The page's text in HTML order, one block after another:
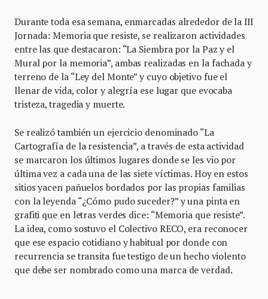
Durante toda esa semana, enmarcadas alrededor de la III
Jornada: Memoria que resiste, se realizaron actividades
entre las que destacaron: “La Siembra por la Paz y el
Mural por la memoria”, ambas realizadas en la fachada y
terreno de la “Ley del Monte” y cuyo objetivo fue el
llenar de vida, color y alegría ese lugar que evocaba
tristeza, tragedia y muerte.
Se realizó también un ejercicio denominado “La
Cartografía de la resistencia”, a través de esta actividad
se marcaron los últimos lugares donde se les vio por
última vez a cada una de las siete víctimas. Hoy en estos
sitios yacen pañuelos bordados por las propias familias
con la leyenda “¿Cómo pudo suceder?” y una pinta en
grafiti que en letras verdes dice: “Memoria que resiste”.
La idea, como sostuvo el Colectivo RECO, era reconocer
que ese espacio cotidiano y habitual por donde con
recurrencia se transita fue testigo de un hecho violento
que debe ser nombrado como una marca de verdad.